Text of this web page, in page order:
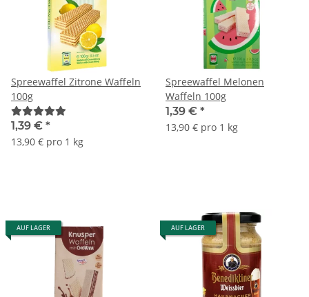
Spreewaffel Zitrone Waffeln
100g
1,39 € *
13,90 € pro 1 kg
Spreewaffel Melonen
Waffeln 100g
1,39 € *
13,90 € pro 1 kg
AUF LAGER AUF LAGER